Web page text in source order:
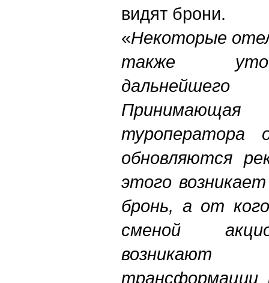
видят брони.
«Некоторые
также
дальнейшего
туроператора
обновляются
этого
бронь, а от
сменой
трансформации